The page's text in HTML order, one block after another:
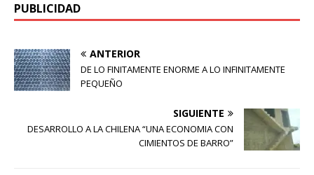
PUBLICIDAD
ANTERIOR
DE LO FINITAMENTE ENORME A LO INFINITAMENTE
PEQUEÑO
SIGUIENTE
DESARROLLO A LA CHILENA “UNA ECONOMIA CON
CIMIENTOS DE BARRO”